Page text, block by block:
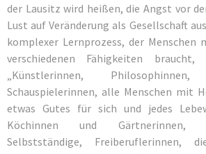
der Lausitz wird heißen, die Angst vor
Lust auf Veränderung als Gesellschaft
komplexer Lernprozess, der
verschiedenen Fähigkeiten
„Künstlerinnen, Philosophinnen,
Schauspielerinnen, alle Menschen mit
etwas Gutes für sich und jedes
Köchinnen und Gärtnerinnen,
Selbstständige, Freiberuflerinnen,